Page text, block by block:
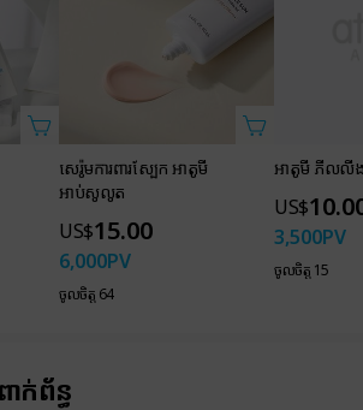
សេរ៉ូមការពារស្បែក អាតូមី
អាប់សូលូត
US$15.00
6,000PV
ចូលចិត្ត 64
អាតូមី ភីលលីង
US$
3,500PV
ចូលចិត្ត 15
ព័ន្ធ